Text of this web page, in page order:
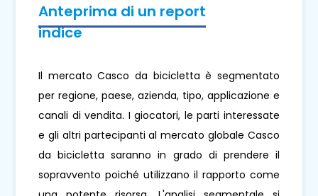
Anteprima di un report
indice
Il mercato Casco da bicicletta è segmentato
per regione, paese, azienda, tipo, applicazione e
canali di vendita. I giocatori, le parti interessate
e gli altri partecipanti al mercato globale Casco
da bicicletta saranno in grado di prendere il
sopravvento poiché utilizzano il rapporto come